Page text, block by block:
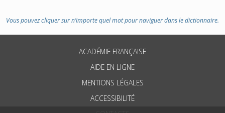
Vous pouvez cliquer sur n’importe quel mot pour naviguer dans le dictionnaire.
ACADÉMIE FRANÇAISE
AIDE EN LIGNE
MENTIONS LÉGALES
ACCESSIBILITÉ